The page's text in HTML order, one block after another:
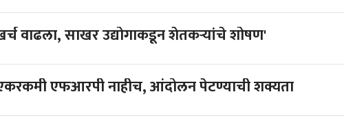
वाढला, साखर उद्योगाकडून शेतकऱ्यांचे शोषण'
एफआरपी नाहीच, आंदोलन पेटण्याची शक्यता